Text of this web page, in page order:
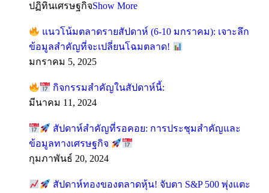
ปฏิทินเศรษฐกิจShow More
แนวโน้มตลาดรายสัปดาห์ (6-10 มกราคม): เจาะลึก
ข้อมูลสำคัญที่จะเปลี่ยนโฉมตลาด!
มกราคม 5, 2025
กิจกรรมสำคัญในสัปดาห์นี้:
มีนาคม 11, 2024
สัปดาห์สำคัญที่รอคอย: การประชุมสำคัญและ
ข้อมูลทางเศรษฐกิจ
กุมภาพันธ์ 20, 2024
สัปดาห์ทองของตลาดหุ้น! จับตา S&P 500 พุ่งแตะ